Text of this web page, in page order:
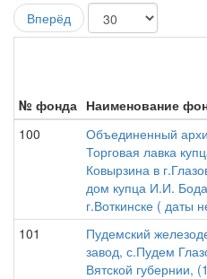
Вперёд
№ фонда Наименование
100
Объединенный
Торговая лавка
Ковырзина в
дом купца И.И.
г.Воткинске ( даты
101
Пудемский
завод, с.Пудем
Вятской губернии,